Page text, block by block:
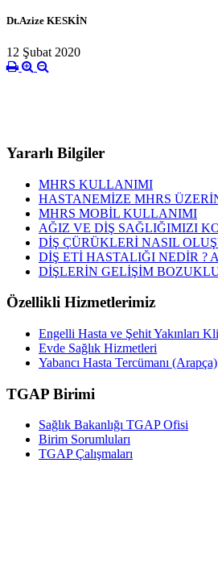
Dt.Azize KESKİN
12 Şubat 2020
Yararlı Bilgiler
MHRS KULLANIMI
HASTANEMİZE MHRS
MHRS MOBİL KULLANIMI
AĞIZ VE DİŞ SAĞLIĞIMIZI
DİŞ ÇÜRÜKLERİ NASIL
DİŞ ETİ HASTALIĞI NEDİR ?
DİŞLERİN GELİŞİM
Özellikli Hizmetlerimiz
Engelli Hasta ve Şehit Yakınları
Evde Sağlık Hizmetleri
Yabancı Hasta Tercümanı (Arapça)
TGAP Birimi
Sağlık Bakanlığı TGAP Ofisi
Birim Sorumluları
TGAP Çalışmaları